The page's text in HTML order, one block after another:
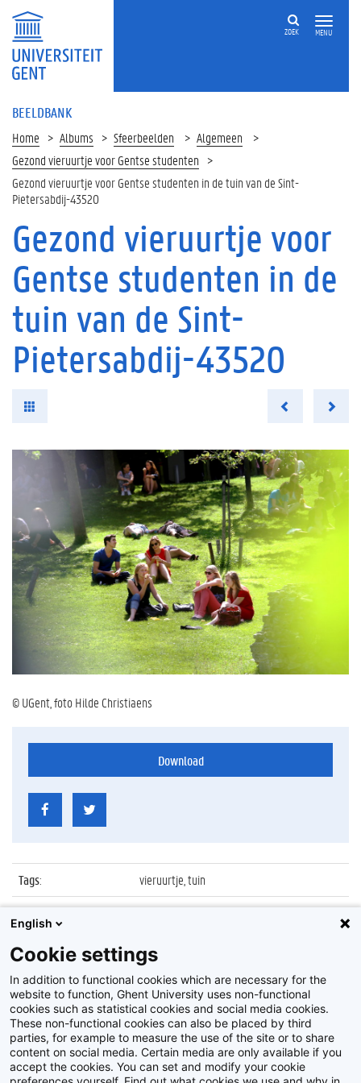
MENU
ZOEK
BEELDBANK
Home Albums Sfeerbeelden
Algemeen
Gezond vieruurtje voor Gentse studenten
Gezond vieruurtje voor Gentse studenten in de tuin van de Sint-
Pietersabdij-43520
Gezond vieruurtje voor
Gentse studenten in de
tuin van de Sint-
Pietersabdij-43520
© UGent, foto Hilde Christiaens
Download
Tags:
vieruurtje, tuin
Datum:
11 juni 2014
Identificatienummer
Album: Gezond vieruurtje voor Gentse studenten
English
Cookie settings
In addition to functional cookies which are necessary for the
website to function, Ghent University uses non-functional
cookies such as statistical cookies and social media cookies.
These non-functional cookies can also be placed by third
parties, for example to measure the use of the site or to share
content on social media. Certain media are only available if you
accept the cookies. You can set and modify your cookie